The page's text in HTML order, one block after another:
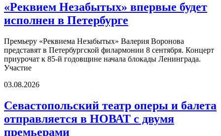
«Реквием Незабытых» впервые будет
исполнен в Петербурге
Премьеру «Реквиема Незабытых» Валерия Воронова
представят в Петербургской филармонии 8 сентября. Концерт
приурочат к 85-й годовщине начала блокады Ленинграда.
Участие
03.08.2026
Севастопольский театр оперы и балета
отправляется в НОВАТ с двумя
премьерами